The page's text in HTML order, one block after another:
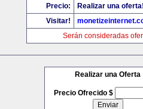
Precio:
Realizar una
Visitar!
Serán consideradas
Realizar una Oferta
Precio Ofrecido $